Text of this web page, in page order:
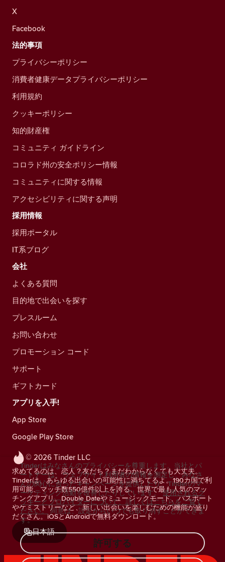
© 2026 Tinder LLC
求めてるのは、恋人？友だち？まだわからなくても大丈夫。
Tinderは、あらゆる出会いの可能性に満ちてるよ。190カ国で利
用可能、マッチ数550億件以上を誇る、世界で最も人気のマッ
チングアプリ。Double Dateやミュージックモード、パスポート
やケミストリーなど、新しい出会いを楽しむための機能が盛り
だくさん。iOSとAndroidで無料ダウンロード。
日本語
X
Facebook
法的事項
プライバシーポリシー
消費者健康データプライバシーポリシー
利用規約
クッキーポリシー
知的財産権
コミュニティ ガイドライン
コロラド州の安全ポリシー情報
コミュニティに関する情報
アクセシビリティに関する声明
採用情報
採用ポータル
IT系ブログ
会社
よくある質問
目的地で出会いを探す
プレスルーム
お問い合わせ
プロモーション コード
サポート
ギフトカード
アプリを入手!
App Store
Google Play Store
Tinderはみなさんのプライバシーを尊重します。当社とパ
ートナーは、ウェブサイト利用者の情報を測定し、みなさ
んの関心に合ったキャンペーンを提供したり、Tinderのマ
ーケティング活動を改善したりしています。 使用されるク
ッキーとプロバイダーについて、詳しくはこちらをご覧く
ださい。 同意は、設定からいつでも取り消すことができま
す。
許可する